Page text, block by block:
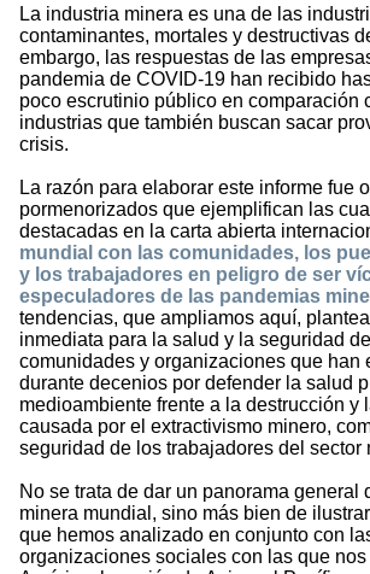
La industria minera es una de las
contaminantes, mortales y destructivas
embargo, las respuestas de las
pandemia de COVID-19 han recibido
poco escrutinio público en comparación
industrias que también buscan sacar
crisis.
La razón para elaborar este informe fue
pormenorizados que ejemplifican las
destacadas en la carta abierta
mundial con las comunidades, los
y los trabajadores en peligro de ser
especuladores de las pandemias
tendencias, que ampliamos aquí,
inmediata para la salud y la seguridad
comunidades y organizaciones que han
durante decenios por defender la salud
medioambiente frente a la destrucción y
causada por el extractivismo minero,
seguridad de los trabajadores del sector
No se trata de dar un panorama general
minera mundial, sino más bien de
que hemos analizado en conjunto con
organizaciones sociales con las que